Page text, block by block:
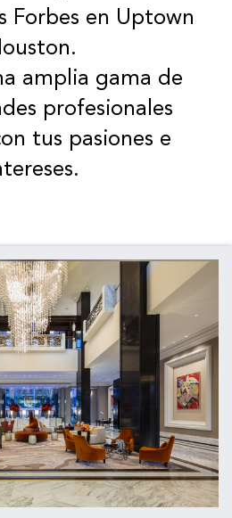
Forbes en Uptown
amplia gama de
profesionales
tus pasiones e